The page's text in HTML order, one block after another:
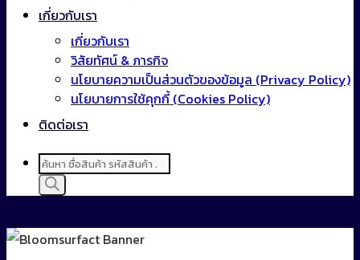
เกี่ยวกับเรา
เกี่ยวกับเรา
วิสัยทัศน์ & ภารกิจ
นโยบายความเป็นส่วนตัวของข้อมูล (Privacy Policy)
นโยบายการใช้คุกกี้ (Cookies Policy)
ติดต่อเรา
Products
search